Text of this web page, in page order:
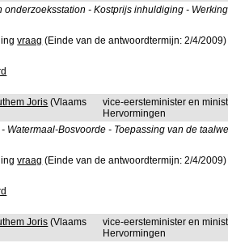
onderzoeksstation - Kostprijs inhuldiging -
vraag (Einde van de antwoordtermijn: 2/4/2009)
Joris (Vlaams
vice-eersteminister en
Hervormingen
- Watermaal-Bosvoorde - Toepassing van de
vraag (Einde van de antwoordtermijn: 2/4/2009)
Joris (Vlaams
vice-eersteminister en
Hervormingen